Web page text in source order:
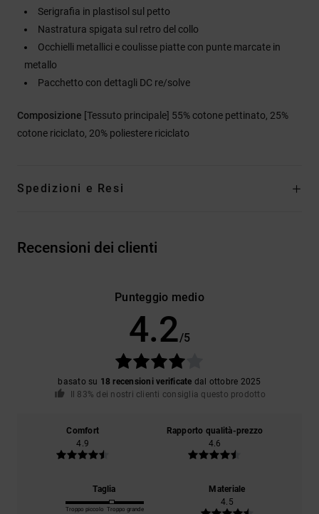
Serigrafia in plastisol sul petto
Nastratura spigata sul retro del collo
Occhielli metallici e coulisse piatte con punte marcate in
metallo
Pacchetto con dettagli DC re/solve
Composizione [Tessuto principale] 55% cotone pettinato, 25%
cotone riciclato, 20% poliestere riciclato
Spedizioni e Resi
Recensioni dei clienti
Punteggio medio
4.2/5
basato su 18 recensioni verificate dal ottobre 2025
Il 83% dei nostri clienti consiglia questo prodotto
Comfort
4.9
Rapporto qualità-prezzo
4.6
Taglia
Troppo piccolo Troppo grande
Materiale
4.5